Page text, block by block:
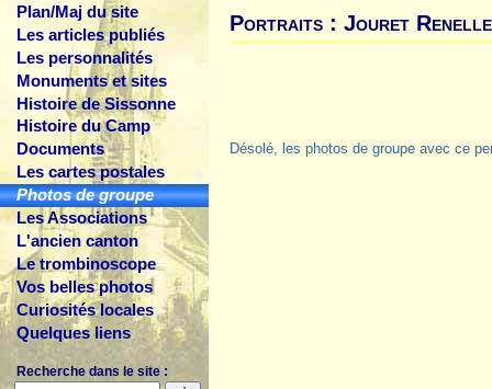
Plan/Maj du site
Les articles publiés
Les personnalités
Monuments et sites
Histoire de Sissonne
Histoire du Camp
Documents
Les cartes postales
Photos de groupe
Les Associations
L'ancien canton
Le trombinoscope
Vos belles photos
Curiosités locales
Quelques liens
Recherche dans le site :
Portraits : Jouret Renelle
Désolé, les photos de groupe avec ce